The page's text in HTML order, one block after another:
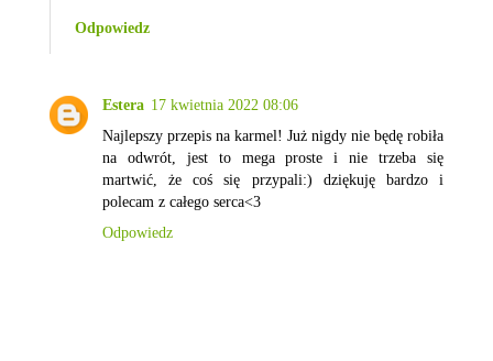
Odpowiedz
Estera 17 kwietnia 2022 08:06
Najlepszy przepis na karmel! Już nigdy nie będę robiła
na odwrót, jest to mega proste i nie trzeba się
martwić, że coś się przypali:) dziękuję bardzo i
polecam z całego serca<3
Odpowiedz